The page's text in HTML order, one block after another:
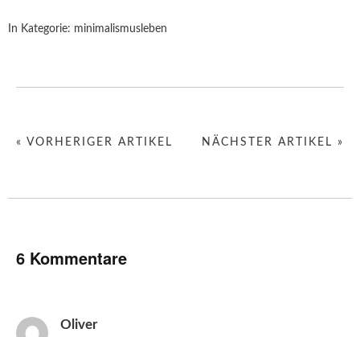
In Kategorie: minimalismusleben
NÄCHSTER ARTIKEL »
« VORHERIGER ARTIKEL
6 Kommentare
Oliver